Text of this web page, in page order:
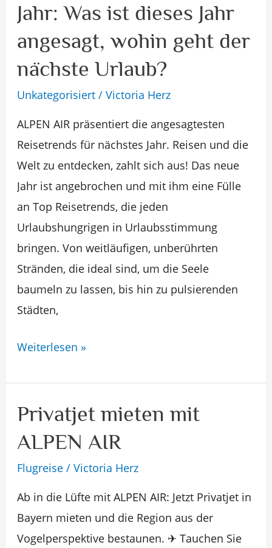
Jahr: Was ist dieses Jahr
angesagt, wohin geht der
nächste Urlaub?
Unkategorisiert/ Victoria Herz
ALPEN AIR präsentiert die angesagtesten
Reisetrends für nächstes Jahr. Reisen und die
Welt zu entdecken, zahlt sich aus! Das neue
Jahr ist angebrochen und mit ihm eine Fülle
an Top Reisetrends, die jeden
Urlaubshungrigen in Urlaubsstimmung
bringen. Von weitläufigen, unberührten
Stränden, die ideal sind, um die Seele
baumeln zu lassen, bis hin zu pulsierenden
Städten,
nächstes
Jahr:
Was
Jahr
angesagt,
wohin
geht
der
nächste
Urlaub?
Weiterlesen »
Privatjet mieten mit
ALPEN AIR
Flugreise/ Victoria Herz
Ab in die Lüfte mit ALPEN AIR: Jetzt Privatjet in
Bayern mieten und die Region aus der
Vogelperspektive bestaunen. ✈ Tauchen Sie
Privatjet
mit
ALPEN
AIR